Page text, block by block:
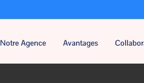
Notre Agence Avantages